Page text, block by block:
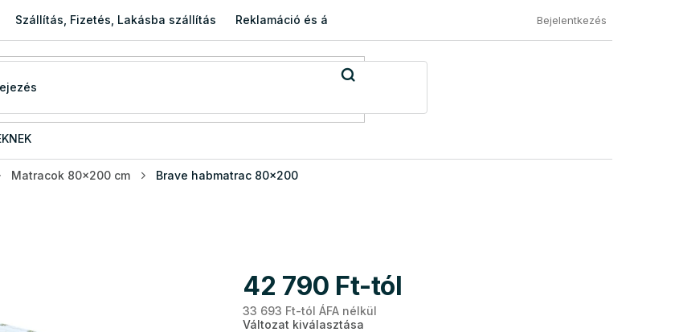
Szállítás, Fizetés, Lakásba szállítás Reklamáció és áru visszaküldése Általános Szerződési Feltételek
Bejelentkezés
Matracok 80x200 cm Brave habmatrac 80x200
42 790 Ft-tól
33 693 Ft-tól ÁFA nélkül
Változat kiválasztása